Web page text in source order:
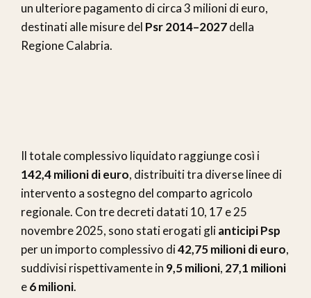
un ulteriore pagamento di circa 3 milioni di euro,
destinati alle misure del Psr 2014–2027della
Regione Calabria.
Il totale complessivo liquidato raggiunge così i
142,4 milioni di euro, distribuiti tra diverse linee di
intervento a sostegno del comparto agricolo
regionale. Con tre decreti datati 10, 17 e 25
novembre 2025, sono stati erogati glianticipi Psp
per un importo complessivo di42,75 milioni di euro,
suddivisi rispettivamente in 9,5 milioni, 27,1 milioni
e6 milioni.